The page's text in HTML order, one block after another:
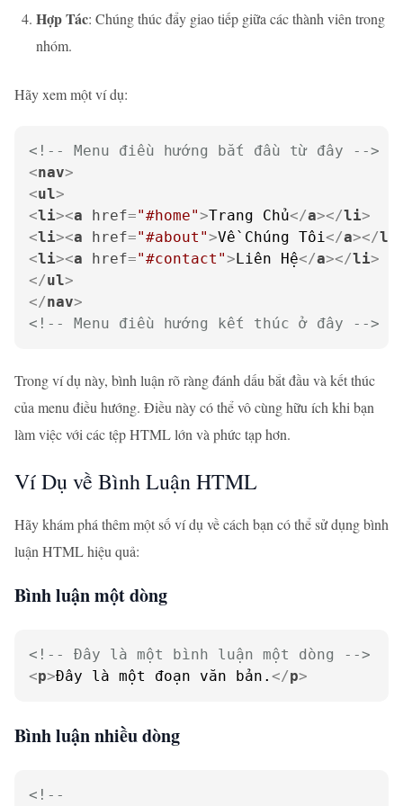
Hợp Tác: Chúng thúc đẩy giao tiếp giữa các thành viên trong
nhóm.
Hãy xem một ví dụ:
<!-- Menu điều hướng bắt đầu từ đây -->
<nav>
<ul>
<li><a href="#home">Trang Chủ</a></li>
<li><a href="#about">Về Chúng Tôi</a></li
<li><a href="#contact">Liên Hệ</a></li>
</ul>
</nav>
<!-- Menu điều hướng kết thúc ở đây -->
Trong ví dụ này, bình luận rõ ràng đánh dấu bắt đầu và kết thúc
của menu điều hướng. Điều này có thể vô cùng hữu ích khi bạn
làm việc với các tệp HTML lớn và phức tạp hơn.
Ví Dụ về Bình Luận HTML
Hãy khám phá thêm một số ví dụ về cách bạn có thể sử dụng bình
luận HTML hiệu quả:
Bình luận một dòng
<!-- Đây là một bình luận một dòng -->
<p>Đây là một đoạn văn bản. </p>
Bình luận nhiều dòng
<!--